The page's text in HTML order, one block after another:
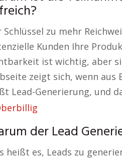
Schlüssel zu mehr
Kunden Ihre
ist wichtig, aber
zeigt sich, wenn aus
Lead-Generierung, und
der Lead
heißt es, Leads zu